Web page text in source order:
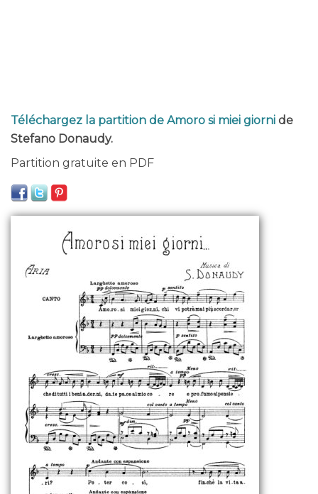
Téléchargez la partition de Amoro si miei giorni de
Stefano Donaudy.
Partition gratuite en PDF